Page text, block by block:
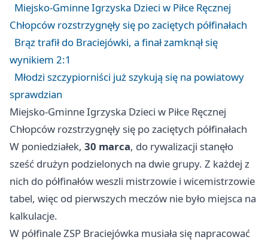
Miejsko-Gminne Igrzyska Dzieci w Piłce Ręcznej
Chłopców rozstrzygnęły się po zaciętych półfinałach
Brąz trafił do Braciejówki, a finał zamknął się
wynikiem 2:1
Młodzi szczypiorniści już szykują się na powiatowy
sprawdzian
Miejsko-Gminne Igrzyska Dzieci w Piłce Ręcznej
Chłopców rozstrzygnęły się po zaciętych półfinałach
W poniedziałek, 30 marca, do rywalizacji stanęło
sześć drużyn podzielonych na dwie grupy. Z każdej z
nich do półfinałów weszli mistrzowie i wicemistrzowie
tabel, więc od pierwszych meczów nie było miejsca na
kalkulacje.
W półfinale ZSP Braciejówka musiała się napracować